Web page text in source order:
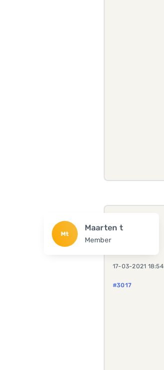
Mt
Maarten t
Member
17-03-2021 18:54
#3017